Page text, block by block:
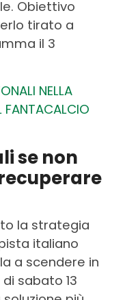
Obiettivo
tirato a
il 3
NELLA
FANTACALCIO
se non
la strategia
italiano
a scendere in
sabato 13